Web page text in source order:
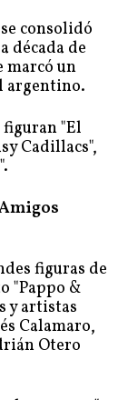
consolidó
década de
marcó un
argentino.
figuran "El
Cadillacs",
figuras de
"Pappo &
y artistas
Calamaro,
Otero